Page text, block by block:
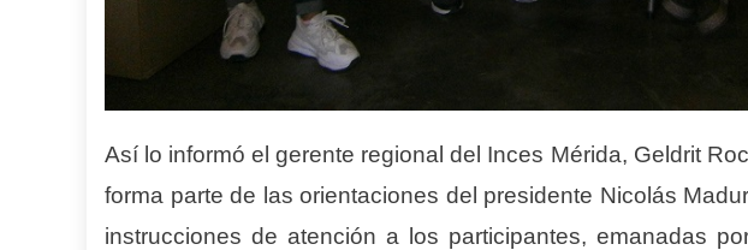
Así lo informó el gerente regional del Inces Mérida, Geldrit
forma parte de las orientaciones del presidente Nicolás
instrucciones de atención a los participantes, emanadas